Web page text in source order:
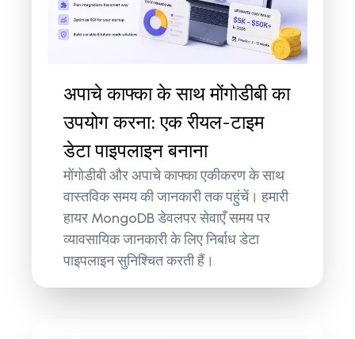
अपाचे काफ्का के साथ मोंगोडीबी का
उपयोग करना: एक रीयल-टाइम
डेटा पाइपलाइन बनाना
मोंगोडीबी और अपाचे काफ्का एकीकरण के साथ
वास्तविक समय की जानकारी तक पहुंचें। हमारी
हायर MongoDB डेवलपर सेवाएँ समय पर
व्यावसायिक जानकारी के लिए निर्बाध डेटा
पाइपलाइन सुनिश्चित करती हैं।